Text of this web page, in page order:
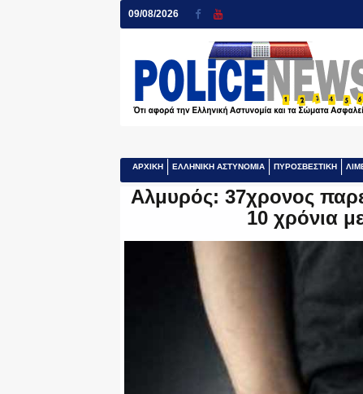
09/08/2026
ΑΡΧΙΚΗ ΕΛΛΗΝΙΚΗ ΑΣΤΥΝΟΜΙΑ ΠΥΡΟΣΒΕΣΤΙΚΗ
Αλμυρός: 37χρονος
10 χρόνια